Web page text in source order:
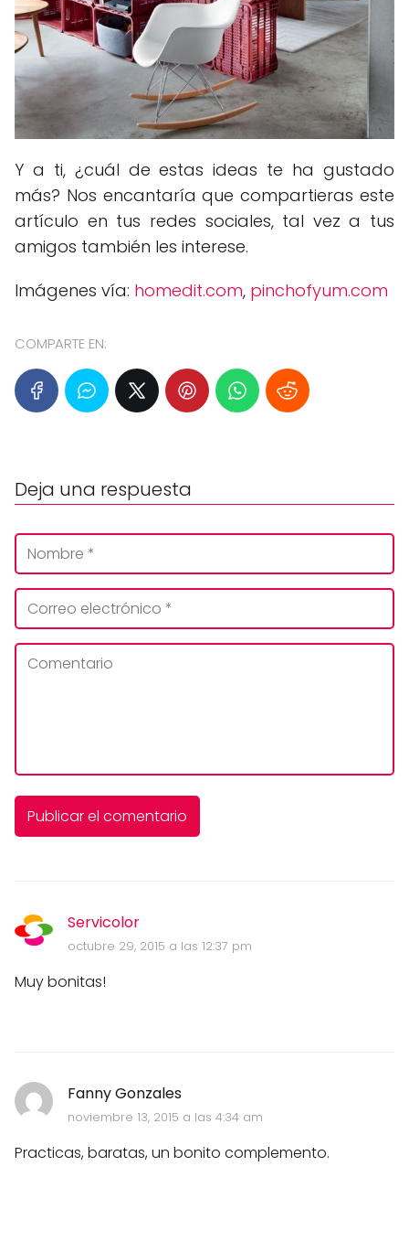
Y a ti, ¿cuál de estas ideas te ha gustado
más? Nos encantaría que compartieras este
artículo en tus redes sociales, tal vez a tus
amigos también les interese.
Imágenes vía: homedit.com, pinchofyum.com
COMPARTE EN:
Servicolor
octubre 29, 2015 a las 12:37 pm
Muy bonitas!
Fanny Gonzales
noviembre 13, 2015 a las 4:34 am
Practicas, baratas, un bonito complemento.
Deja una respuesta